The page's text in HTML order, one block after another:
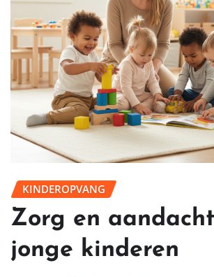
KINDEROPVANG
Zorg en
jonge kinderen